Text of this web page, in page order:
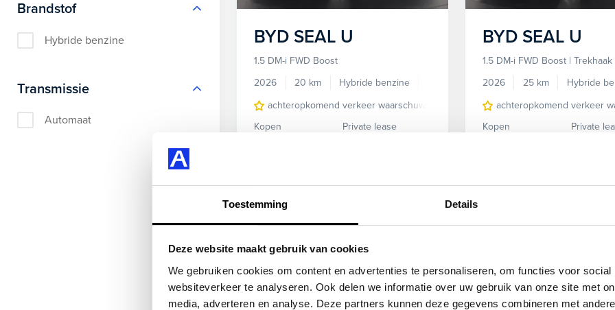
Toestemming Details
Deze website maakt gebruik van cookies
We gebruiken cookies om content en advertenties te personaliseren, om functies voor social
websiteverkeer te analyseren. Ook delen we informatie over uw gebruik van onze site met
media, adverteren en analyse. Deze partners kunnen deze gegevens combineren met
Brandstof
Hybride benzine
Transmissie
Automaat
BYD SEAL U
1.5 DM-i FWD Boost
2026
20 km Hybride benzine
achteropkomend verkeer waarschuwing
Apple Carplay/Android Auto
Kopen
Private lease
Bekijken
BYD SEAL U
1.5 DM-i FWD Boost | Trekhaak
2026
25 km Hybride
achteropkomend verkeer
Kopen
Private
Bekijken